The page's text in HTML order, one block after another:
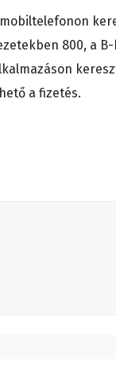
800, a
a fizetés.